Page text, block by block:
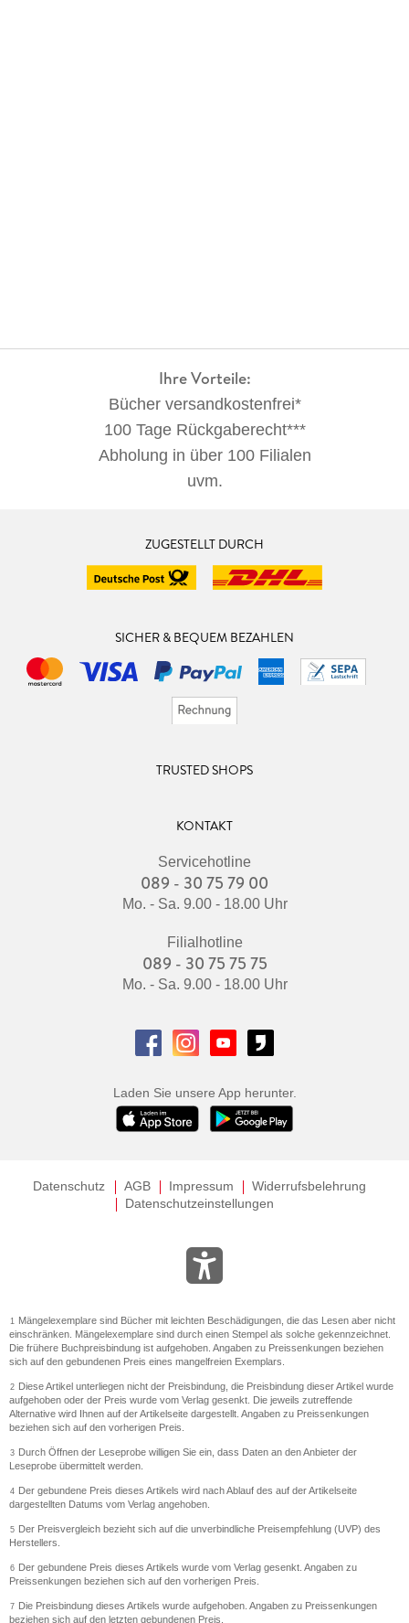
Ihre Vorteile:
Bücher versandkostenfrei*
100 Tage Rückgaberecht***
Abholung in über 100 Filialen
uvm.
ZUGESTELLT DURCH
SICHER & BEQUEM BEZAHLEN
TRUSTED SHOPS
KONTAKT
Servicehotline
089 - 30 75 79 00
Mo. - Sa. 9.00 - 18.00 Uhr
Filialhotline
089 - 30 75 75 75
Mo. - Sa. 9.00 - 18.00 Uhr
Laden Sie unsere App herunter.
Datenschutz AGB Impressum
Widerrufsbelehrung
Datenschutzeinstellungen
1
Mängelexemplare sind Bücher mit leichten Beschädigungen, die das Lesen aber nicht
einschränken. Mängelexemplare sind durch einen Stempel als solche gekennzeichnet.
Die frühere Buchpreisbindung ist aufgehoben. Angaben zu Preissenkungen beziehen
sich auf den gebundenen Preis eines mangelfreien Exemplars.
2 Diese Artikel unterliegen nicht der Preisbindung, die Preisbindung dieser Artikel wurde
aufgehoben oder der Preis wurde vom Verlag gesenkt. Die jeweils zutreffende
Alternative wird Ihnen auf der Artikelseite dargestellt. Angaben zu Preissenkungen
beziehen sich auf den vorherigen Preis.
3 Durch Öffnen der Leseprobe willigen Sie ein, dass Daten an den Anbieter der
Leseprobe übermittelt werden.
4 Der gebundene Preis dieses Artikels wird nach Ablauf des auf der Artikelseite
dargestellten Datums vom Verlag angehoben.
5 Der Preisvergleich bezieht sich auf die unverbindliche Preisempfehlung (UVP) des
Herstellers.
6 Der gebundene Preis dieses Artikels wurde vom Verlag gesenkt. Angaben zu
Preissenkungen beziehen sich auf den vorherigen Preis.
7 Die Preisbindung dieses Artikels wurde aufgehoben. Angaben zu Preissenkungen
beziehen sich auf den letzten gebundenen Preis.